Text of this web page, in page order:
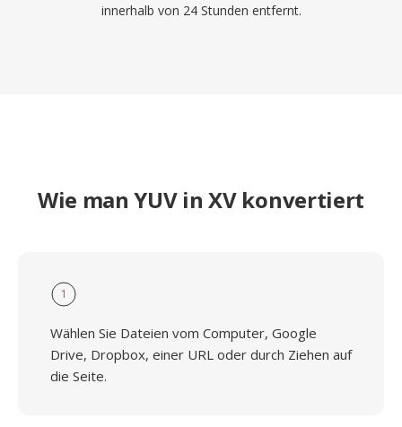
innerhalb von 24 Stunden entfernt.
Wie man YUV in XV konvertiert
1
Wählen Sie Dateien vom Computer, Google
Drive, Dropbox, einer URL oder durch Ziehen auf
die Seite.